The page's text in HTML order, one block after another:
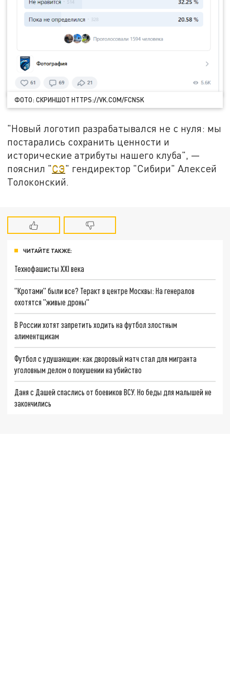
ФОТО: СКРИНШОТ HTTPS://VK.COM/FCNSK
"Новый логотип разрабатывался не с нуля: мы
постарались сохранить ценности и
исторические атрибуты нашего клуба", —
пояснил "СЭ" гендиректор "Сибири" Алексей
Толоконский.
ЧИТАЙТЕ ТАКЖЕ:
Технофашисты XXI века
"Кротами" были все? Теракт в центре Москвы: На генералов
охотятся "живые дроны"
В России хотят запретить ходить на футбол злостным
алиментщикам
Футбол с удушающим: как дворовый матч стал для мигранта
уголовным делом о покушении на убийство
Даня с Дашей спаслись от боевиков ВСУ. Но беды для малышей не
закончились